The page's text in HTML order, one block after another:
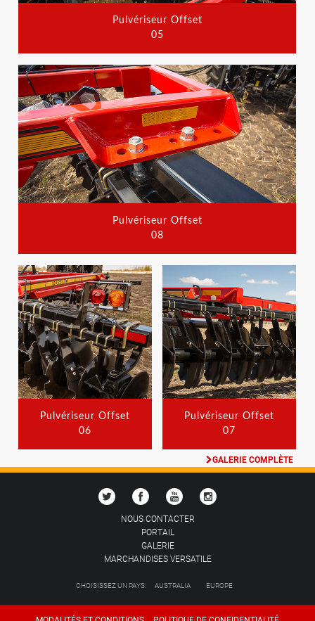
Pulvériseur Offset
05
Pulvériseur Offset
08
Pulvériseur Offset
06
Pulvériseur Offset
07
GALERIE COMPLÈTE
NOUS CONTACTER
PORTAIL
GALERIE
MARCHANDISES VERSATILE
CHOISISSEZ UN PAYS: AUSTRALIA EUROPE